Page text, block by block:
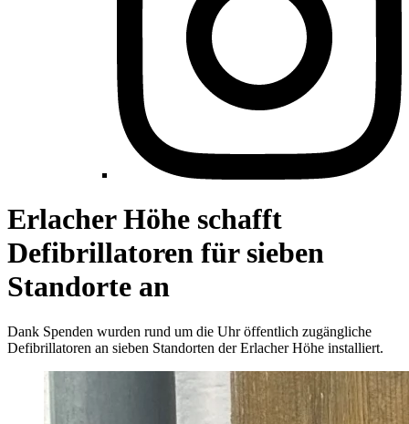
Erlacher Höhe schafft
Defibrillatoren für sieben
Standorte an
Dank Spenden wurden rund um die Uhr öffentlich zugängliche
Defibrillatoren an sieben Standorten der Erlacher Höhe installiert.